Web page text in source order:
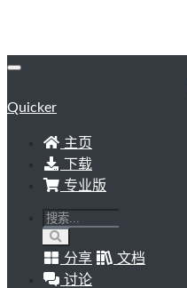
Quicker
主页
下载
专业版
分享
文档
讨论